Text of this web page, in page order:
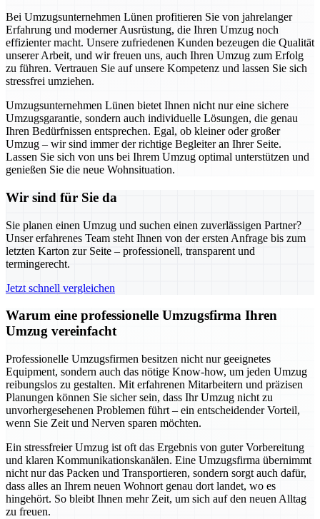
Bei Umzugsunternehmen Lünen profitieren Sie von jahrelanger
Erfahrung und moderner Ausrüstung, die Ihren Umzug noch
effizienter macht. Unsere zufriedenen Kunden bezeugen die Qualität
unserer Arbeit, und wir freuen uns, auch Ihren Umzug zum Erfolg
zu führen. Vertrauen Sie auf unsere Kompetenz und lassen Sie sich
stressfrei umziehen.
Umzugsunternehmen Lünen bietet Ihnen nicht nur eine sichere
Umzugsgarantie, sondern auch individuelle Lösungen, die genau
Ihren Bedürfnissen entsprechen. Egal, ob kleiner oder großer
Umzug – wir sind immer der richtige Begleiter an Ihrer Seite.
Lassen Sie sich von uns bei Ihrem Umzug optimal unterstützen und
genießen Sie die neue Wohnsituation.
Wir sind für Sie da
Sie planen einen Umzug und suchen einen zuverlässigen Partner?
Unser erfahrenes Team steht Ihnen von der ersten Anfrage bis zum
letzten Karton zur Seite – professionell, transparent und
termingerecht.
Jetzt schnell vergleichen
Warum eine professionelle Umzugsfirma Ihren
Umzug vereinfacht
Professionelle Umzugsfirmen besitzen nicht nur geeignetes
Equipment, sondern auch das nötige Know-how, um jeden Umzug
reibungslos zu gestalten. Mit erfahrenen Mitarbeitern und präzisen
Planungen können Sie sicher sein, dass Ihr Umzug nicht zu
unvorhergesehenen Problemen führt – ein entscheidender Vorteil,
wenn Sie Zeit und Nerven sparen möchten.
Ein stressfreier Umzug ist oft das Ergebnis von guter Vorbereitung
und klaren Kommunikationskanälen. Eine Umzugsfirma übernimmt
nicht nur das Packen und Transportieren, sondern sorgt auch dafür,
dass alles an Ihrem neuen Wohnort genau dort landet, wo es
hingehört. So bleibt Ihnen mehr Zeit, um sich auf den neuen Alltag
zu freuen.